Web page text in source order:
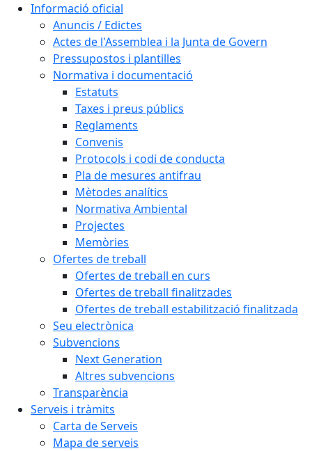
Informació oficial
Anuncis / Edictes
Actes de l'Assemblea i la Junta de Govern
Pressupostos i plantilles
Normativa i documentació
Estatuts
Taxes i preus públics
Reglaments
Convenis
Protocols i codi de conducta
Pla de mesures antifrau
Mètodes analítics
Normativa Ambiental
Projectes
Memòries
Ofertes de treball
Ofertes de treball en curs
Ofertes de treball finalitzades
Ofertes de treball estabilització finalitzada
Seu electrònica
Subvencions
Next Generation
Altres subvencions
Transparència
Serveis i tràmits
Carta de Serveis
Mapa de serveis